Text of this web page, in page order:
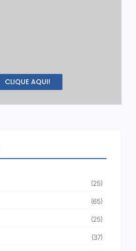
CLIQUE AQUI!
(25)
(65)
(25)
(37)